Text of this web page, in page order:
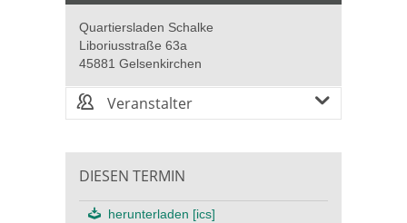
Quartiersladen Schalke
Liboriusstraße 63a
45881 Gelsenkirchen
Veranstalter
DIESEN TERMIN
herunterladen [ics]